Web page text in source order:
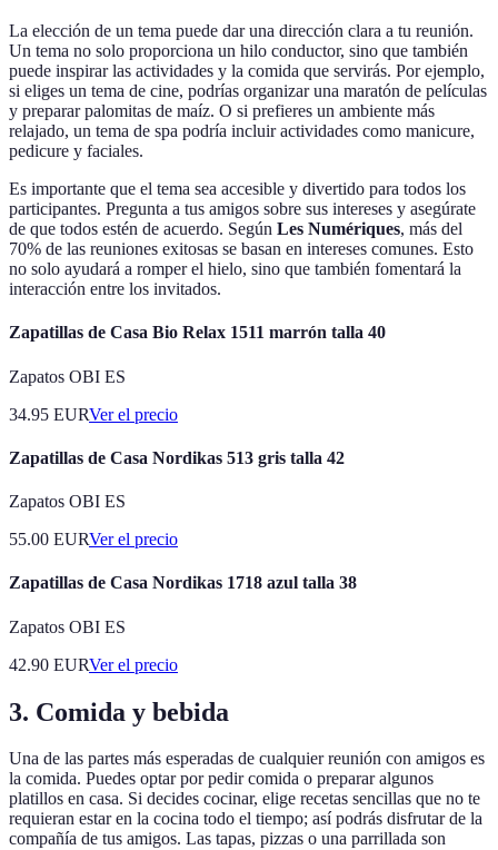
La elección de un tema puede dar una dirección clara a tu reunión.
Un tema no solo proporciona un hilo conductor, sino que también
puede inspirar las actividades y la comida que servirás. Por ejemplo,
si eliges un tema de cine, podrías organizar una maratón de películas
y preparar palomitas de maíz. O si prefieres un ambiente más
relajado, un tema de spa podría incluir actividades como manicure,
pedicure y faciales.
Es importante que el tema sea accesible y divertido para todos los
participantes. Pregunta a tus amigos sobre sus intereses y asegúrate
de que todos estén de acuerdo. Según Les Numériques, más del
70% de las reuniones exitosas se basan en intereses comunes. Esto
no solo ayudará a romper el hielo, sino que también fomentará la
interacción entre los invitados.
Zapatillas de Casa Bio Relax 1511 marrón talla 40
Zapatos OBI ES
34.95 EURVer el precio
Zapatillas de Casa Nordikas 513 gris talla 42
Zapatos OBI ES
55.00 EURVer el precio
Zapatillas de Casa Nordikas 1718 azul talla 38
Zapatos OBI ES
42.90 EURVer el precio
3. Comida y bebida
Una de las partes más esperadas de cualquier reunión con amigos es
la comida. Puedes optar por pedir comida o preparar algunos
platillos en casa. Si decides cocinar, elige recetas sencillas que no te
requieran estar en la cocina todo el tiempo; así podrás disfrutar de la
compañía de tus amigos. Las tapas, pizzas o una parrillada son